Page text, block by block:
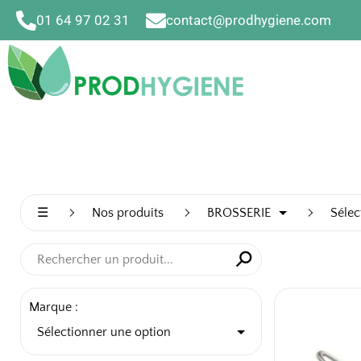
Aller
contenu
01 64 97 02 31 contact@prodhygiene.com
☰ Nos produits BROSSERIE
✕⚲
Marque :
Sélectionner une option